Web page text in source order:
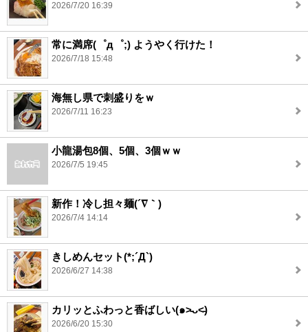
2026/7/20 16:39
常に満席(゜д゜;) ようやく行けた！
2026/7/18 15:48
海無し県で刺盛りをｗ
2026/7/11 16:23
小龍湯包8個、5個、3個ｗｗ
2026/7/5 19:45
新作！冷し担々麺(´∇｀)
2026/7/4 14:14
きしめんセット(*;´Д`)
2026/6/27 14:38
カリッとふわっと香ばしい(๑˃̵ᴗ˂̵)
2026/6/20 15:30